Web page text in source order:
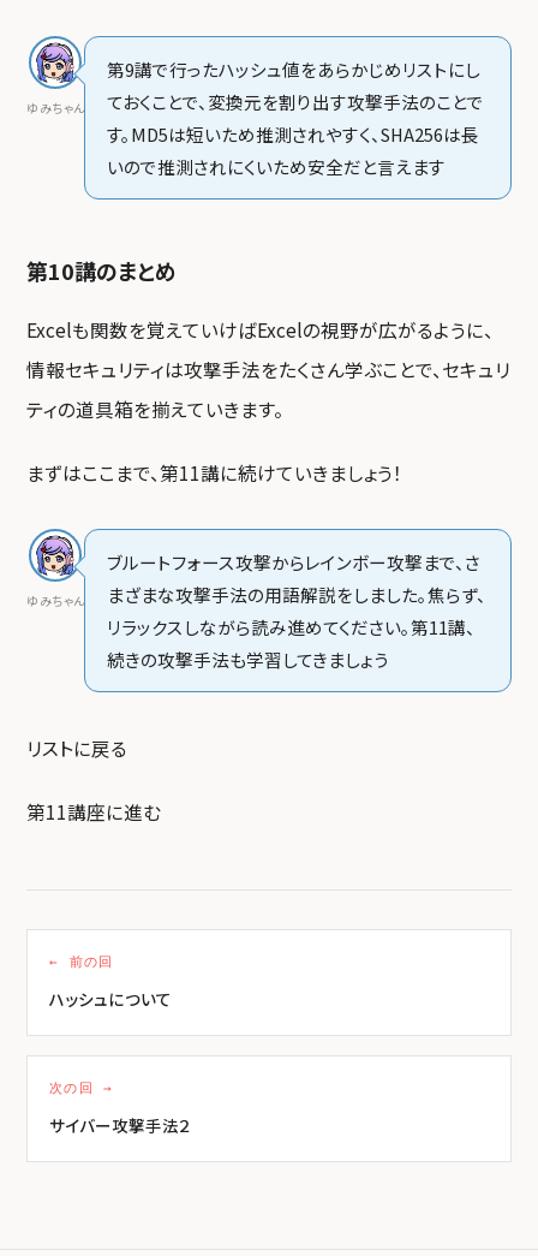
ゆみちゃん
第9講で行ったハッシュ値をあらかじめリストにし
ておくことで、変換元を割り出す攻撃手法のことで
す。MD5は短いため推測されやすく、SHA256は長
いので推測されにくいため安全だと言えます
第10講のまとめ
Excelも関数を覚えていけばExcelの視野が広がるように、
情報セキュリティは攻撃手法をたくさん学ぶことで、セキュリ
ティの道具箱を揃えていきます。
まずはここまで、第11講に続けていきましょう！
ゆみちゃん
ブルートフォース攻撃からレインボー攻撃まで、さ
まざまな攻撃手法の用語解説をしました。焦らず、
リラックスしながら読み進めてください。第11講、
続きの攻撃手法も学習してきましょう
リストに戻る
第11講座に進む
← 前の回
ハッシュについて
次の回 →
サイバー攻撃手法２